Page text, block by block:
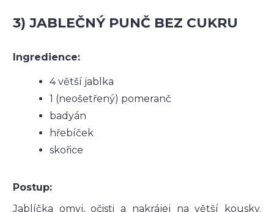
3) JABLEČNÝ PUNČ BEZ CUKRU
Ingredience:
4 větší jablka
1 (neošetřený) pomeranč
badyán
hřebíček
skořice
Postup:
Jablíčka omyj, očisti a nakrájej na větší kousky.